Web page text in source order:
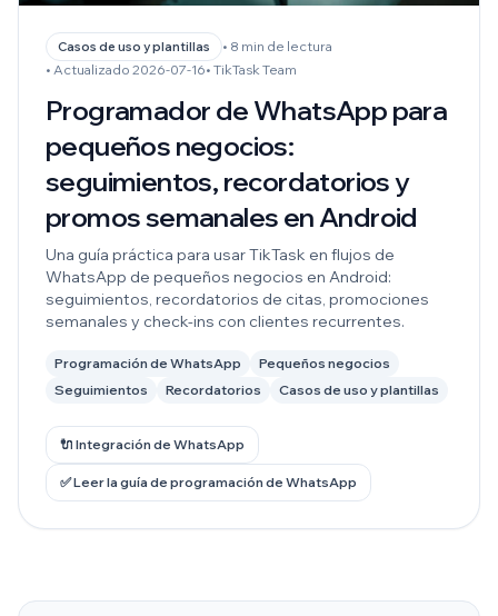
Casos de uso y plantillas
• 8 min de lectura
• Actualizado 2026-07-16• TikTask Team
Programador de WhatsApp para
pequeños negocios:
seguimientos, recordatorios y
promos semanales en Android
Una guía práctica para usar TikTask en flujos de
WhatsApp de pequeños negocios en Android:
seguimientos, recordatorios de citas, promociones
semanales y check-ins con clientes recurrentes.
Programación de WhatsApp
Pequeños negocios
Seguimientos
Recordatorios Casos de uso y plantillas
🔌 Integración de WhatsApp
✅ Leer la guía de programación de WhatsApp